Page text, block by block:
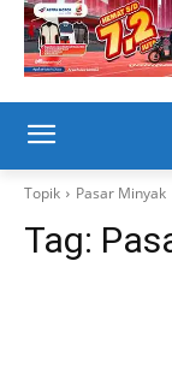
Topik Pasar Minyak
Tag: